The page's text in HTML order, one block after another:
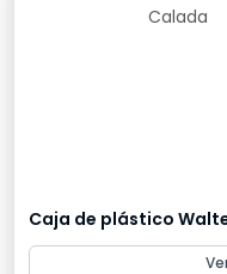
Caja de plástico